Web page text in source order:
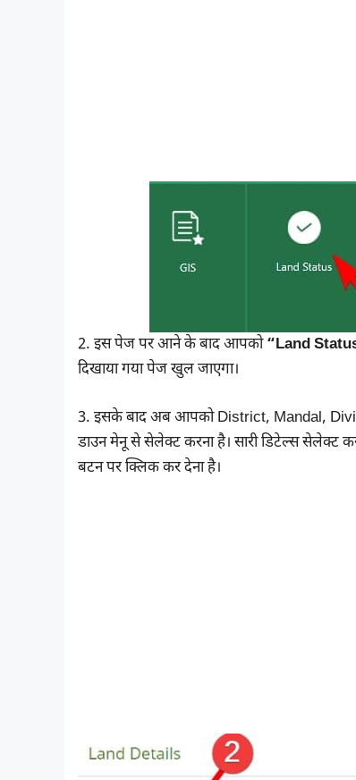
2. इस पेज पर आने के बाद आपको“Land
दिखाया गया पेज खुल जाएगा।
3. इसके बाद अब आपको District, Mandal,
डाउन मेनू से सेलेक्ट करना है। सारी डिटेल्स सेलेक्ट
बटन पर क्लिक कर देना है।